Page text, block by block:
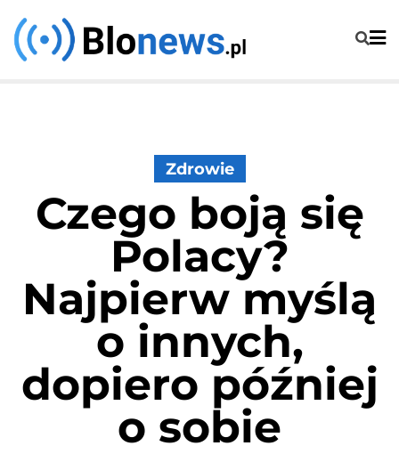
Skip
to
Zdrowie
Czego boją się
Polacy?
Najpierw myślą
o innych,
dopiero później
o sobie